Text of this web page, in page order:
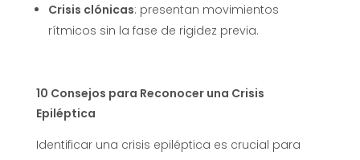
Crisis clónicas: presentan movimientos
rítmicos sin la fase de rigidez previa.
10 Consejos para Reconocer una Crisis
Epiléptica
Identificar una crisis epiléptica es crucial para